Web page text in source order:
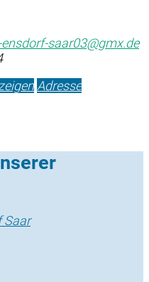
saar03@gmx.de
Adresse
Saar